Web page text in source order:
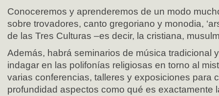
Conoceremos y aprenderemos de un modo
sobre trovadores, canto gregoriano y monodia,
de las Tres Culturas –es decir, la cristiana,
Además, habrá seminarios de música tradicional
indagar en las polifonías religiosas en torno al
varias conferencias, talleres y exposiciones para
profundidad aspectos como qué es exactamente